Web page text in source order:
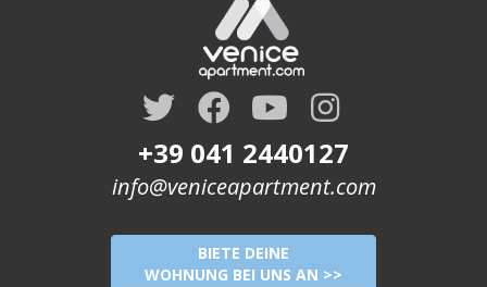
+39 041 2440127
info@veniceapartment.com
BIETE DEINE
WOHNUNG BEI UNS AN >>